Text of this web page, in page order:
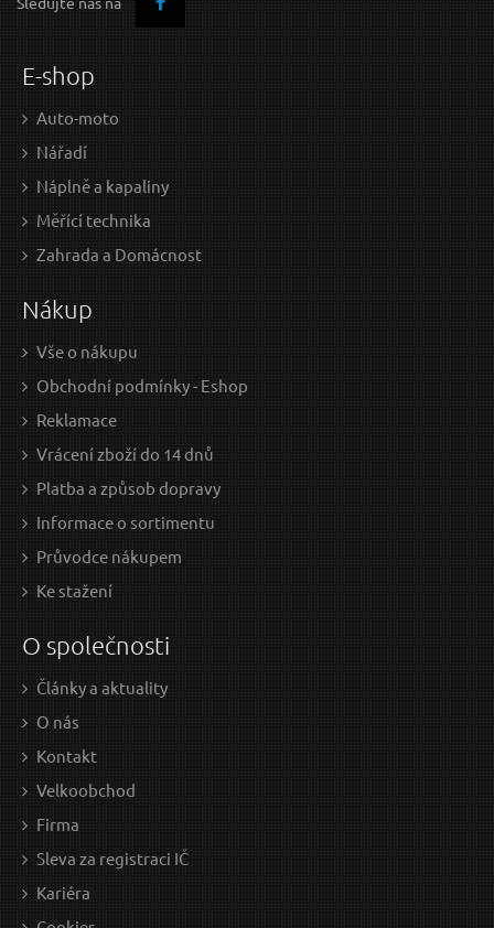
E-shop
Auto-moto
Nářadí
Náplně a kapaliny
Měřící technika
Zahrada a Domácnost
Nákup
Vše o nákupu
Obchodní podmínky - Eshop
Reklamace
Vrácení zboží do 14 dnů
Platba a způsob dopravy
Informace o sortimentu
Průvodce nákupem
Ke stažení
O společnosti
Články a aktuality
O nás
Kontakt
Velkoobchod
Firma
Sleva za registraci IČ
Kariéra